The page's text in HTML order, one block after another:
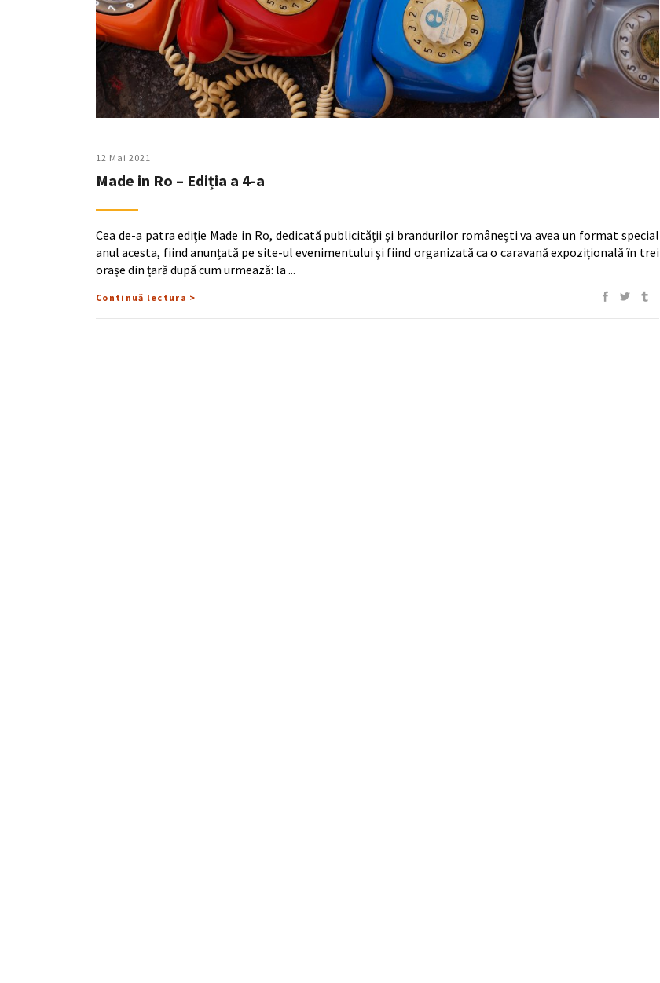
12 Mai 2021
Made in Ro – Ediția a 4-a
Cea de-a patra ediție Made in Ro, dedicată publicității şi brandurilor româneşti va avea un format special
anul acesta, fiind anunțată pe site-ul evenimentului şi fiind organizată ca o caravană expozițională în trei
orașe din țară după cum urmează: la
Continuă lectura >